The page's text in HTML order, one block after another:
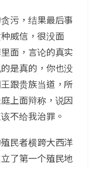
污，结果最后事
威信，很没面
面，言论的真实
是真的，你也没
跟贵族当道，所
上面辩称，说因
不给我治罪。
民者横跨大西洋
了第一个殖民地